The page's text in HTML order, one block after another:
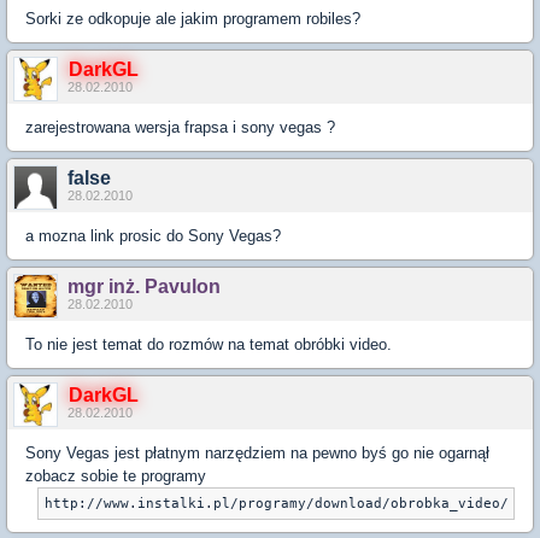
Sorki ze odkopuje ale jakim programem robiles?
DarkGL
28.02.2010
zarejestrowana wersja frapsa i sony vegas ?
false
28.02.2010
a mozna link prosic do Sony Vegas?
mgr inż. Pavulon
28.02.2010
To nie jest temat do rozmów na temat obróbki video.
DarkGL
28.02.2010
Sony Vegas jest płatnym narzędziem na pewno byś go nie ogarnął
zobacz sobie te programy
http://www.instalki.pl/programy/download/obrobka_video/